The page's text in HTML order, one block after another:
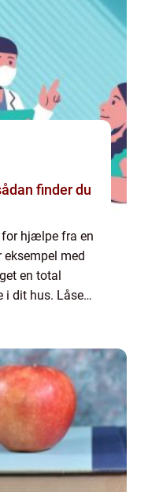
for hjælpe fra en
med
en total
i dit hus. Låse